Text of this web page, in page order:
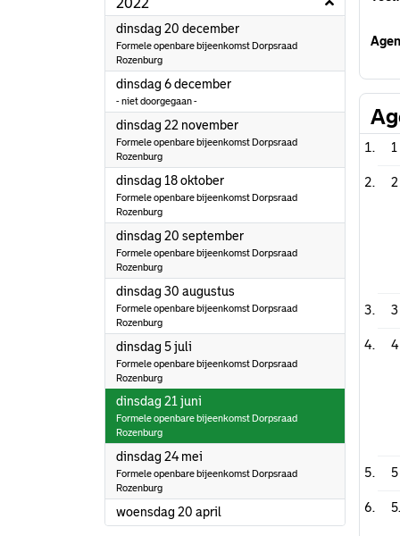
2022
dinsdag 20 december2022
Formele openbare bijeenkomst Dorpsraad
Rozenburg
dinsdag 6 december2022
- niet doorgegaan -
dinsdag 22 november2022
Formele openbare bijeenkomst Dorpsraad
Rozenburg
dinsdag 18 oktober2022
Formele openbare bijeenkomst Dorpsraad
Rozenburg
dinsdag 20 september2022
Formele openbare bijeenkomst Dorpsraad
Rozenburg
dinsdag 30 augustus
Formele openbare bijeenkomst Dorpsraad
Rozenburg
dinsdag 5 juli
Formele openbare bijeenkomst Dorpsraad
Rozenburg
dinsdag 21 juni
Formele openbare bijeenkomst Dorpsraad
Rozenburg
dinsdag 24 mei
Formele openbare bijeenkomst Dorpsraad
Rozenburg
woensdag 20 april
1
2
3
4
5